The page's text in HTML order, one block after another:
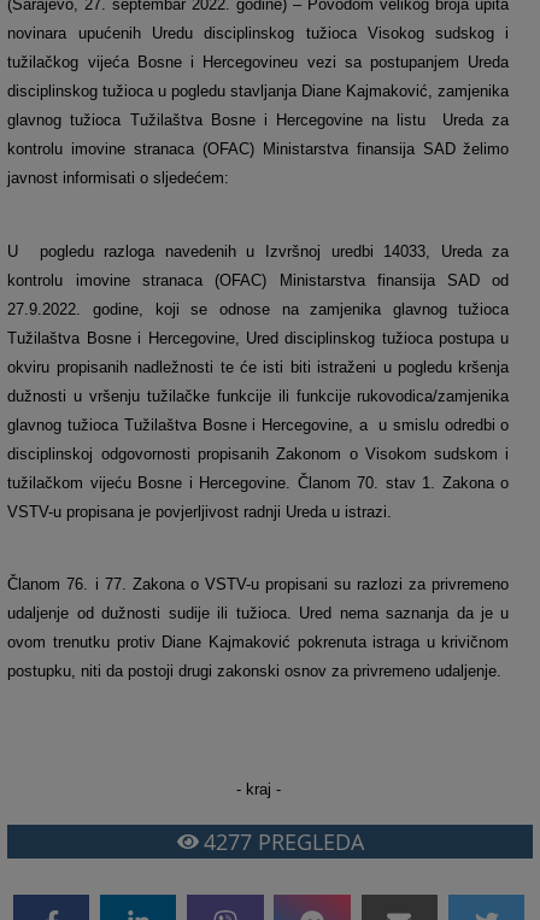
(Sarajevo, 27. septembar 2022. godine) – Povodom velikog broja upita
novinara upućenih Uredu disciplinskog tužioca Visokog sudskog i
tužilačkog vijeća Bosne i Hercegovineu vezi sa postupanjem Ureda
disciplinskog tužioca u pogledu stavljanja Diane Kajmaković, zamjenika
glavnog tužioca Tužilaštva Bosne i Hercegovine na listu Ureda za
kontrolu imovine stranaca (OFAC) Ministarstva finansija SAD želimo
javnost informisati o sljedećem:
U pogledu razloga navedenih u Izvršnoj uredbi 14033, Ureda za
kontrolu imovine stranaca (OFAC) Ministarstva finansija SAD od
27.9.2022. godine, koji se odnose na zamjenika glavnog tužioca
Tužilaštva Bosne i Hercegovine, Ured disciplinskog tužioca postupa u
okviru propisanih nadležnosti te će isti biti istraženi u pogledu kršenja
dužnosti u vršenju tužilačke funkcije ili funkcije rukovodica/zamjenika
glavnog tužioca Tužilaštva Bosne i Hercegovine, a u smislu odredbi o
disciplinskoj odgovornosti propisanih Zakonom o Visokom sudskom i
tužilačkom vijeću Bosne i Hercegovine. Članom 70. stav 1. Zakona o
VSTV-u propisana je povjerljivost radnji Ureda u istrazi.
Članom 76. i 77. Zakona o VSTV-u propisani su razlozi za privremeno
udaljenje od dužnosti sudije ili tužioca. Ured nema saznanja da je u
ovom trenutku protiv Diane Kajmaković pokrenuta istraga u krivičnom
postupku, niti da postoji drugi zakonski osnov za privremeno udaljenje.
- kraj -
4277PREGLEDA